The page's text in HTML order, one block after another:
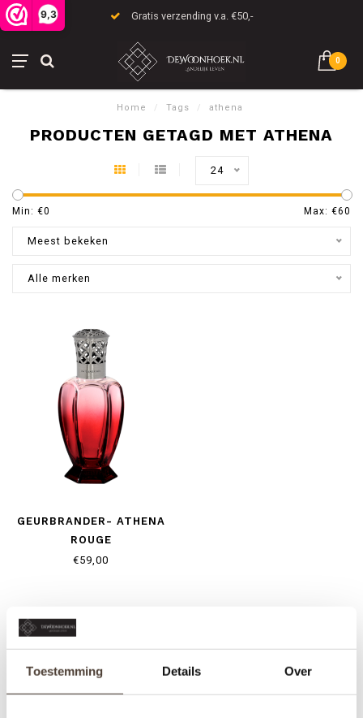
Toestemming Details Over
9,3 Gratis verzending v.a. €50,-
0
Home / Tags / athena
PRODUCTEN GETAGD MET ATHENA
24
Min: €0 Max: €60
Meest bekeken
Alle merken
GEURBRANDER- ATHENA
ROUGE
€59,00